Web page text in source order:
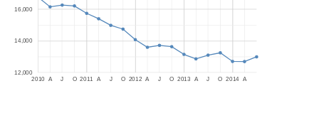
2010 2011 2012 2013 2014
A J O A J O A J O A J O A
12,000
14,000
16,000